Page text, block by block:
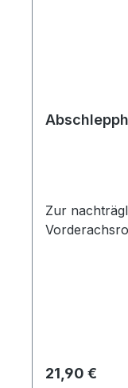
Zur
Regulärer
21,90 €